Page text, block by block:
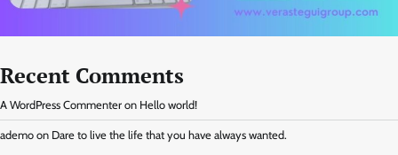
Recent Comments
A WordPress Commenter on Hello world!
ademo on Dare to live the life that you have always wanted.